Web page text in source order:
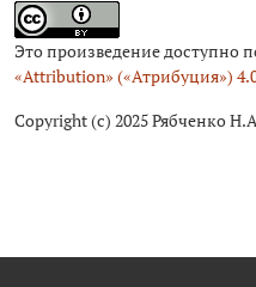
Это произведение доступно
«Attribution» («Атрибуция»)
Copyright (c) 2025 Рябченко